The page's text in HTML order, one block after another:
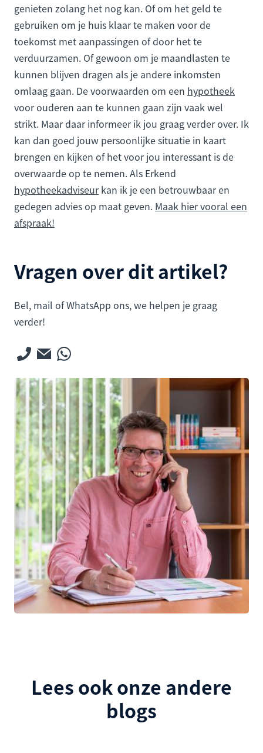
genieten zolang het nog kan. Of om het geld te
gebruiken om je huis klaar te maken voor de
toekomst met aanpassingen of door het te
verduurzamen. Of gewoon om je maandlasten te
kunnen blijven dragen als je andere inkomsten
omlaag gaan. De voorwaarden om een hypotheek
voor ouderen aan te kunnen gaan zijn vaak wel
strikt. Maar daar informeer ik jou graag verder over. Ik
kan dan goed jouw persoonlijke situatie in kaart
brengen en kijken of het voor jou interessant is de
overwaarde op te nemen. Als Erkend
hypotheekadviseurkan ik je een betrouwbaar en
gedegen advies op maat geven. Maak hier vooral een
afspraak!
Vragen over dit artikel?
Bel, mail of WhatsApp ons, we helpen je graag
verder!
Lees ook onze andere
blogs